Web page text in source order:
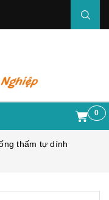
0
thấm tự dính